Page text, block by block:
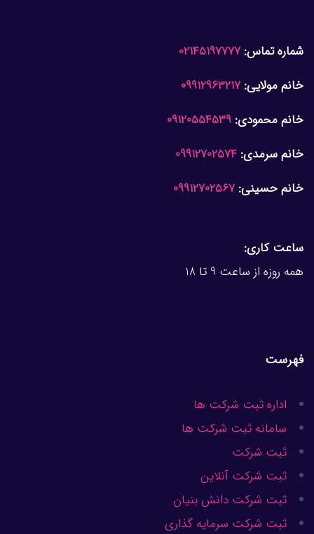
شماره تماس: 02145197777
خانم مولایی: 09912963217
خانم محمودی: 09120554539
خانم سرمدی: 09912702574
خانم حسینی: 09912702567
ساعت کاری:
همه روزه از ساعت 9 تا 18
فهرست
اداره ثبت شرکت ها
سامانه ثبت شرکت ها
ثبت شرکت
ثبت شرکت آنلاین
ثبت شرکت دانش بنیان
ثبت شرکت سرمایه گذاری